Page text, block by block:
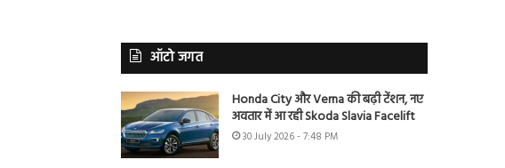
ऑटो जगत
Honda City और Verna की बढ़ी टेंशन, नए
अवतार में आ रही Skoda Slavia Facelift
30 July 2026 - 7:48 PM